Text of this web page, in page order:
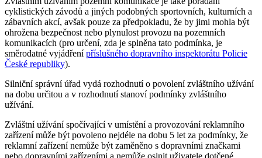
cyklistických závodů a jiných podobných sportovních, kulturních a
zábavních akcí, avšak pouze za předpokladu, že by jimi mohla být
ohrožena bezpečnost nebo plynulost provozu na pozemních
komunikacích (pro určení, zda je splněna tato podmínka, je
směrodatné vyjádřenípříslušného dopravního inspektorátu Policie
České republiky).
Silniční správní úřad vydá rozhodnutí o povolení zvláštního užívání
na dobu určitou a v rozhodnutí stanoví podmínky zvláštního
užívání.
Zvláštní užívání spočívající v umístění a provozování reklamního
zařízení může být povoleno nejdéle na dobu 5 let za podmínky, že
reklamní zařízení nemůže být zaměněno s dopravními značkami
nebo dopravními zařízeními a nemůže oslnit uživatele dotčené